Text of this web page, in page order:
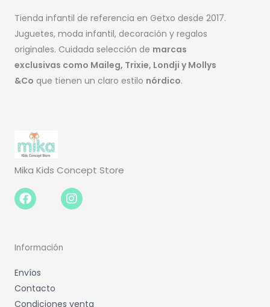
Tienda infantil de referencia en Getxo desde 2017.
Juguetes, moda infantil, decoración y regalos
originales. Cuidada selección de marcas
exclusivas como Maileg, Trixie, Londji y Mollys
&Co que tienen un claro estilo nórdico.
Mika Kids Concept Store
Facebook-
f
Instagram
Información
Envíos
Contacto
Condiciones venta